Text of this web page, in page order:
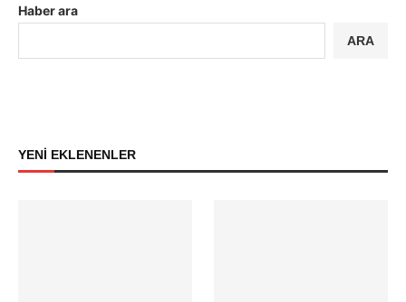
Haber ara
ARA
YENİ EKLENENLER